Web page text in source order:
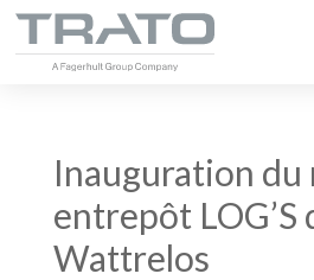
Inauguration du
entrepôt LOG’S
Wattrelos